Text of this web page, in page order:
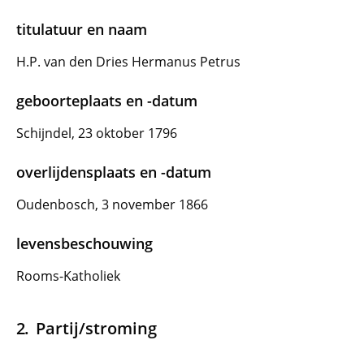
titulatuur en naam
H.P. van den Dries Hermanus Petrus
geboorteplaats en -datum
Schijndel, 23 oktober 1796
overlijdensplaats en -datum
Oudenbosch, 3 november 1866
levensbeschouwing
Rooms-Katholiek
Partij/stroming